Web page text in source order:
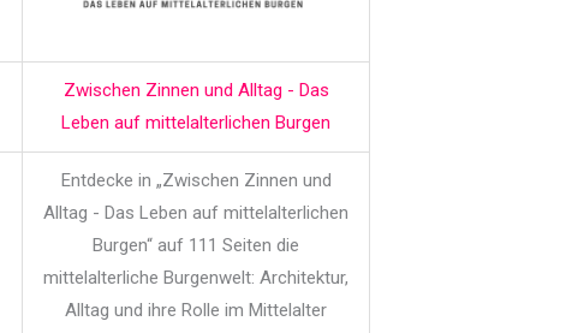
Zwischen Zinnen und Alltag - Das
Leben auf mittelalterlichen Burgen
Entdecke in „Zwischen Zinnen und
Alltag - Das Leben auf mittelalterlichen
Burgen“ auf 111 Seiten die
mittelalterliche Burgenwelt: Architektur,
Alltag und ihre Rolle im Mittelalter